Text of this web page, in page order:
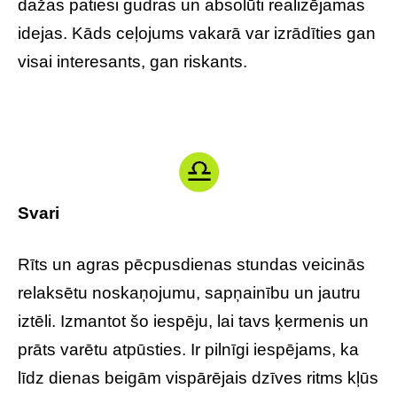
dažas patiesi gudras un absolūti realizējamas
idejas. Kāds ceļojums vakarā var izrādīties gan
visai interesants, gan riskants.
Svari
Rīts un agras pēcpusdienas stundas veicinās
relaksētu noskaņojumu, sapņainību un jautru
iztēli. Izmantot šo iespēju, lai tavs ķermenis un
prāts varētu atpūsties. Ir pilnīgi iespējams, ka
līdz dienas beigām vispārējais dzīves ritms kļūs